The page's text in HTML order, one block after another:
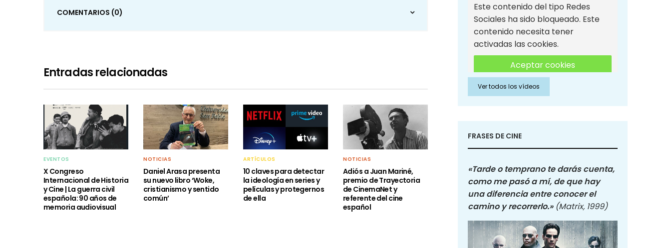
COMENTARIOS (0)
Entradas relacionadas
EVENTOS
X Congreso
Internacional de Historia
y Cine | La guerra civil
española: 90 años de
memoria audiovisual
NOTICIAS
Daniel Arasa presenta
su nuevo libro ‘Woke,
cristianismo y sentido
común’
ARTÍCULOS
10 claves para detectar
la ideología en series y
películas y protegernos
de ella
NOTICIAS
Adiós a Juan Mariné,
premio de Trayectoria
de CinemaNet y
referente del cine
español
Este contenido del tipo Redes
Sociales ha sido bloqueado. Este
contenido necesita tener
activadas las cookies.
Aceptar cookies
Aceptar cookies de Redes
Sociales
Ver todos los vídeos
FRASES DE CINE
«Tarde o temprano te darás cuenta,
como me pasó a mí, de que hay
una diferencia entre conocer el
camino y recorrerlo.» (Matrix, 1999)